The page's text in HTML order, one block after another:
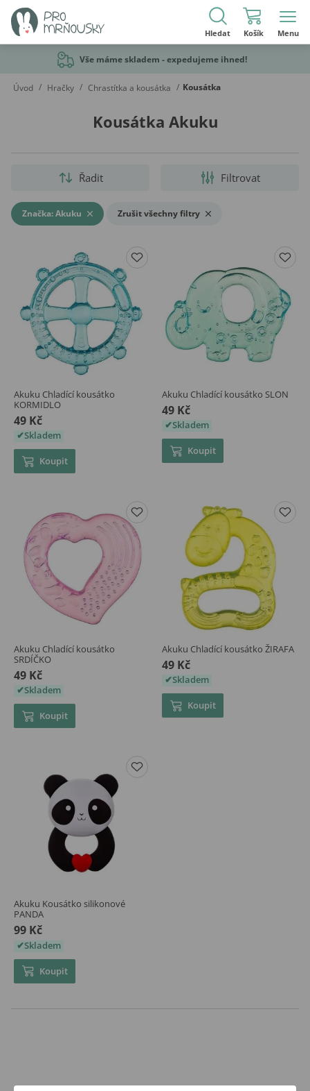
Hledat Košík Menu
Vše máme skladem - expedujeme ihned!
Úvod / Hračky / Chrastítka a kousátka / Kousátka
Kousátka Akuku
Filtrovat
Řadit
Značka: Akuku Zrušit všechny filtry
Akuku Chladící kousátko
KORMIDLO
49 Kč
Skladem
Koupit
Akuku Chladící kousátko SLON
49 Kč
Skladem
Koupit
Akuku Chladící kousátko
SRDÍČKO
49 Kč
Skladem
Koupit
Akuku Chladící kousátko ŽIRAFA
49 Kč
Skladem
Koupit
Akuku Kousátko silikonové
PANDA
99 Kč
Skladem
Koupit